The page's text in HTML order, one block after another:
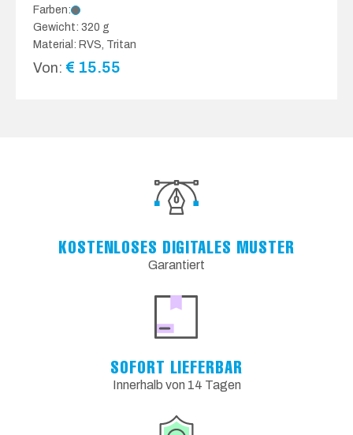
Farben:
Gewicht: 320 g
Material: RVS, Tritan
Von: € 15.55
KOSTENLOSES DIGITALES MUSTER
Garantiert
SOFORT LIEFERBAR
Innerhalb von 14 Tagen